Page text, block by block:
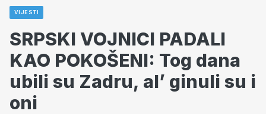
VIJESTI
SRPSKI VOJNICI PADALI
KAO POKOŠENI: Tog dana
ubili su Zadru, al’ ginuli su i
oni